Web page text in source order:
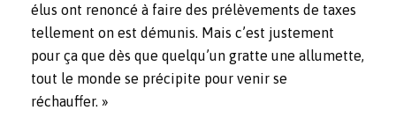
élus ont renoncé à faire des prélèvements de taxes
tellement on est démunis. Mais c’est justement
pour ça que dès que quelqu’un gratte une allumette,
tout le monde se précipite pour venir se
réchauffer. »